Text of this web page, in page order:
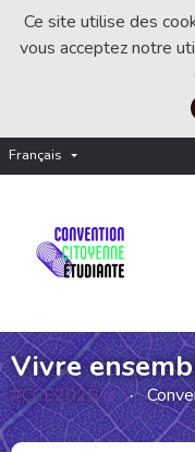
Ce site utilise des
vous acceptez notre
Français Choisir la langue
Vivre
#CCE2025
(Lien